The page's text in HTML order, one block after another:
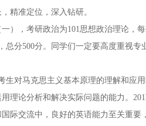
精准定位，深入钻研。
），考研政治为101思想政治理论，
总分500分。同学们一定要高度重视
生对马克思主义基本原理的理解和应
理论分析和解决实际问题的能力。
际交流中，良好的英语能力至关重要